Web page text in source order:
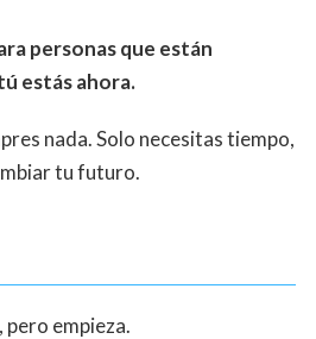
personas que están
estás ahora.
nada. Solo necesitas tiempo,
tu futuro.
pero empieza.